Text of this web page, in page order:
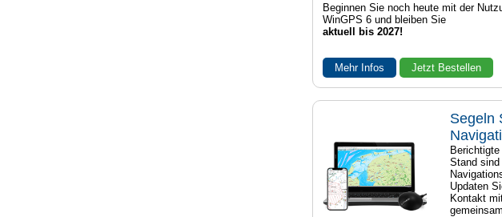
Beginnen Sie noch heute mit der
WinGPS 6 und bleiben Sie
aktuell bis 2027!
Mehr Infos Jetzt Bestellen
Segeln
Stand
Updaten
Kontakt